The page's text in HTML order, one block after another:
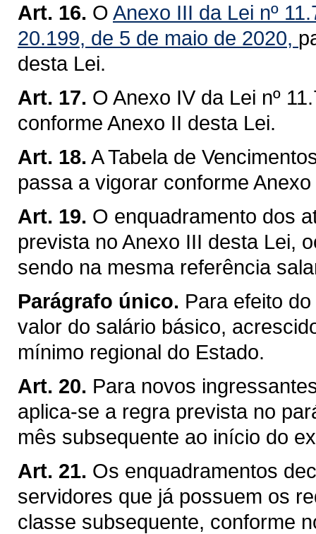
Art. 16. O Anexo III da Lei nº
20.199, de 5 de maio de 2020,
desta Lei.
Art. 17. O Anexo IV da Lei nº
conforme Anexo II desta Lei.
Art. 18. A Tabela de
passa a vigorar conforme
Art. 19. O enquadramento dos
prevista no Anexo III desta Lei,
sendo na mesma referência
Parágrafo único. Para efeito
valor do salário básico,
mínimo regional do Estado.
Art. 20. Para novos
aplica-se a regra prevista no
mês subsequente ao início do
Art. 21. Os enquadramentos
servidores que já possuem os
classe subsequente, conforme